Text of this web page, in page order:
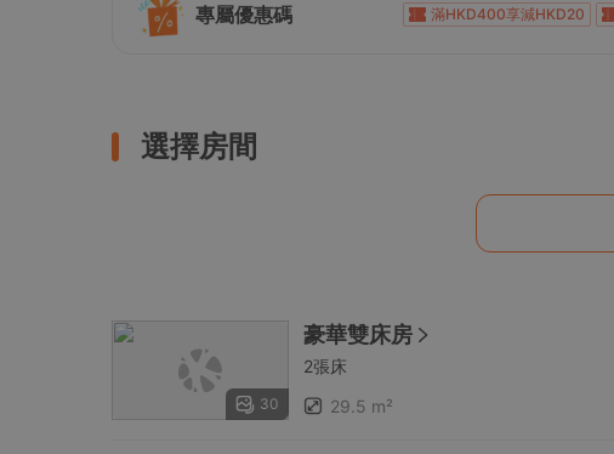
專屬優惠碼
滿HKD400享減HKD20
選擇房間
30
豪華雙床房
2張床
29.5 m²